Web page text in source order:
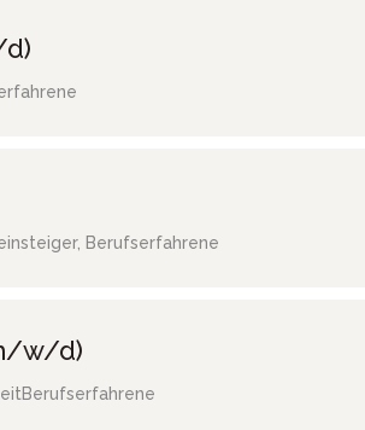
Berufserfahrene
w/d)
Berufserfahrene